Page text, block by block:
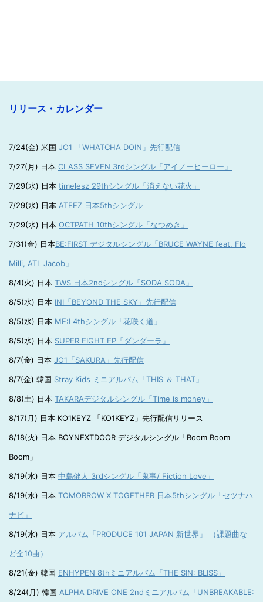
リリース・カレンダー
7/24(金) 米国 JO1 「WHATCHA DOIN」先行配信
7/27(月) 日本 CLASS SEVEN 3rdシングル「アイノーヒーロー」
7/29(水) 日本 timelesz 29thシングル「消えない花火」
7/29(水) 日本 ATEEZ 日本5thシングル
7/29(水) 日本 OCTPATH 10thシングル「なつめき」
7/31(金) 日本BE:FIRST デジタルシングル「BRUCE WAYNE feat. Flo
Milli, ATL Jacob」
8/4(火) 日本 TWS 日本2ndシングル「SODA SODA」
8/5(水) 日本 INI「BEYOND THE SKY」先行配信
8/5(水) 日本 ME:I 4thシングル「花咲く道」
8/5(水) 日本 SUPER EIGHT EP「ダンダーラ」
8/7(金) 日本 JO1「SAKURA」先行配信
8/7(金) 韓国 Stray Kids ミニアルバム「THIS ＆ THAT」
8/8(土) 日本 TAKARAデジタルシングル「Time is money」
8/17(月) 日本 KO1KEYZ 「KO1KEYZ」先行配信リリース
8/18(火) 日本 BOYNEXTDOOR デジタルシングル「Boom Boom
Boom」
8/19(水) 日本 中島健人 3rdシングル「鬼事/ Fiction Love」
8/19(水) 日本 TOMORROW X TOGETHER 日本5thシングル「セツナハ
ナビ」
8/19(水) 日本 アルバム「PRODUCE 101 JAPAN 新世界」 （課題曲な
ど全10曲）
8/21(金) 韓国 ENHYPEN 8thミニアルバム「THE SIN: BLISS」
8/24(月) 韓国 ALPHA DRIVE ONE 2ndミニアルバム「UNBREAKABLE: